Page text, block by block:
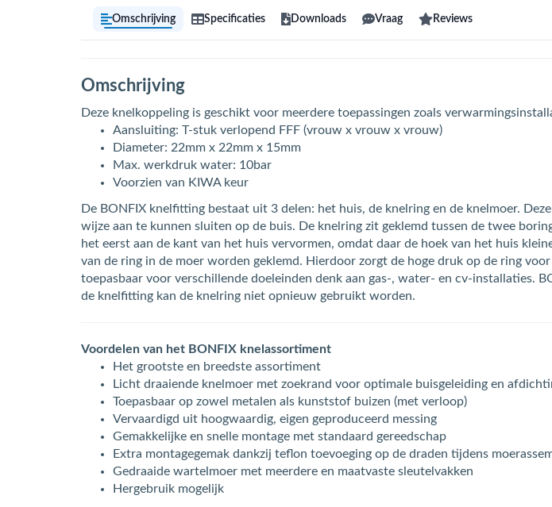
Omschrijving Specificaties Downloads Vraag Reviews
Omschrijving
Deze knelkoppeling is geschikt voor meerdere toepassingen zoals
Aansluiting: T-stuk verlopend FFF (vrouw x vrouw x vrouw)
Diameter: 22mm x 22mm x 15mm
Max. werkdruk water: 10bar
Voorzien van KIWA keur
De BONFIX knelfitting bestaat uit 3 delen: het huis, de knelring en de knelmoer.
wijze aan te kunnen sluiten op de buis. De knelring zit geklemd tussen de twee
het eerst aan de kant van het huis vervormen, omdat daar de hoek van het huis
van de ring in de moer worden geklemd. Hierdoor zorgt de hoge druk op de ring
toepasbaar voor verschillende doeleinden denk aan gas-, water- en cv-installaties.
de knelfitting kan de knelring niet opnieuw gebruikt worden.
Voordelen van het BONFIX knelassortiment
Het grootste en breedste assortiment
Licht draaiende knelmoer met zoekrand voor optimale buisgeleiding en
Toepasbaar op zowel metalen als kunststof buizen (met verloop)
Vervaardigd uit hoogwaardig, eigen geproduceerd messing
Gemakkelijke en snelle montage met standaard gereedschap
Extra montagegemak dankzij teflon toevoeging op de draden tijdens
Gedraaide wartelmoer met meerdere en maatvaste sleutelvakken
Hergebruik mogelijk